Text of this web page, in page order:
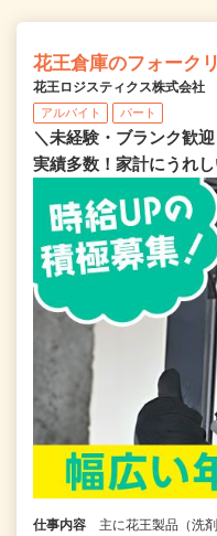
花王倉庫のフォーク
花王ロジスティクス株式会社
アルバイト パート
＼未経験・ブランク歓
実績多数！家計にうれ
仕事内容
主に花王製品（洗